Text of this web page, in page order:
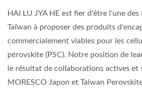
HAI LU JYA HE est fier d'être l'une des
Taïwan à proposer des produits
commercialement viables pour les
pérovskite (PSC). Notre position de
le résultat de collaborations actives et
MORESCO Japon et Taiwan